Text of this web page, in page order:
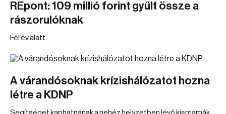
REpont: 109 millió forint gyűlt össze a
rászorulóknak
Fél év alatt.
A várandósoknak krízishálózatot hozna
létre a KDNP